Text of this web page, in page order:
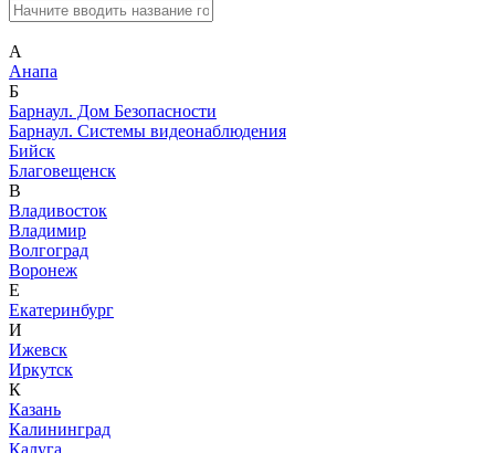
А
Анапа
Б
Барнаул. Дом Безопасности
Барнаул. Системы видеонаблюдения
Бийск
Благовещенск
В
Владивосток
Владимир
Волгоград
Воронеж
Е
Екатеринбург
И
Ижевск
Иркутск
К
Казань
Калининград